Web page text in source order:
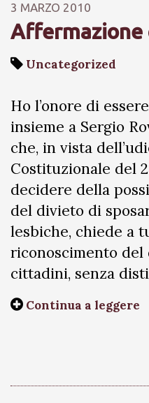
3 MARZO 2010
Affermazione
Uncategorized
Ho l’onore di
insieme a Sergio
che, in vista
Costituzionale del
decidere della
del divieto di
lesbiche, chiede a
riconoscimento
cittadini, senza
Continua a leggere